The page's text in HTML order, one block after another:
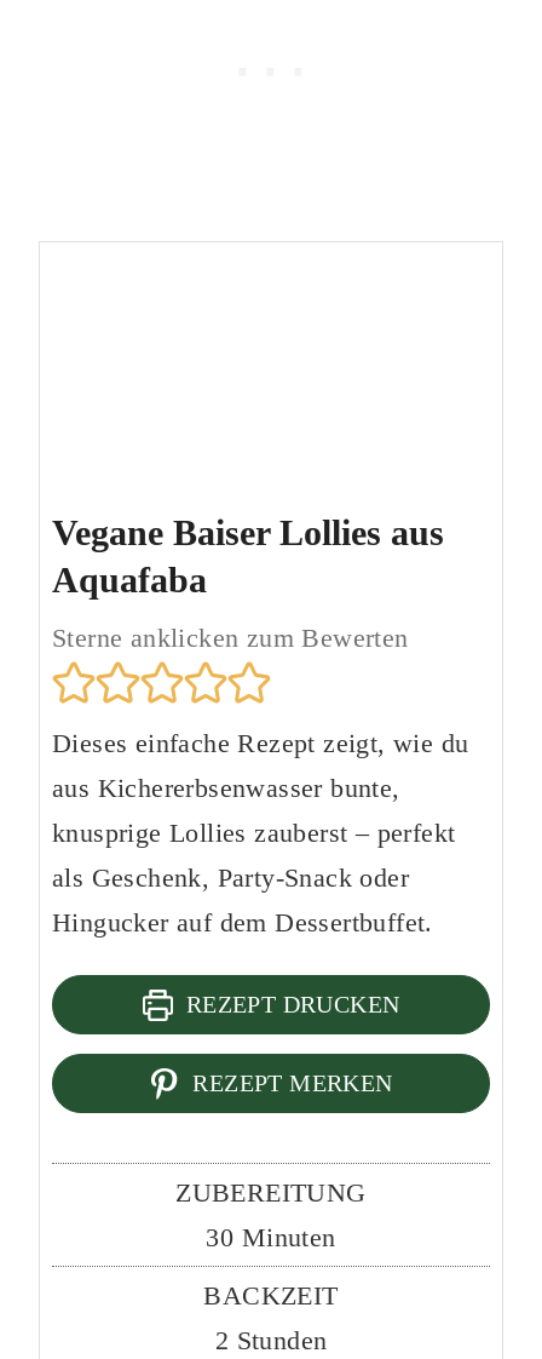
Vegane Baiser Lollies aus
Aquafaba
Sterne anklicken zum Bewerten
Dieses einfache Rezept zeigt, wie du
aus Kichererbsenwasser bunte,
knusprige Lollies zauberst – perfekt
als Geschenk, Party-Snack oder
Hingucker auf dem Dessertbuffet.
REZEPT DRUCKEN
REZEPT MERKEN
ZUBEREITUNG
30Minuten
Minuten
BACKZEIT
2 Stunden
Stunden